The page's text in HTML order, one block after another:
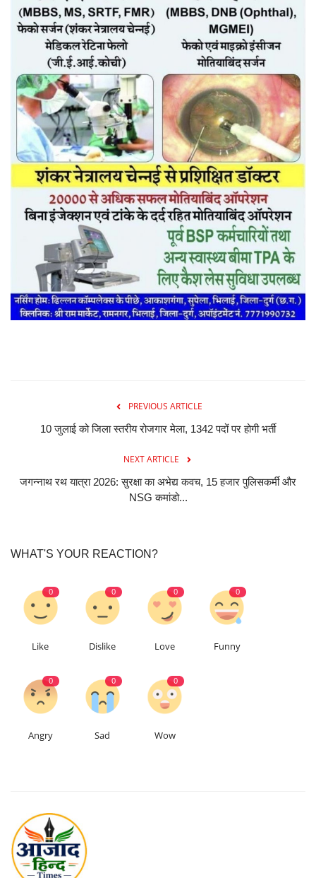
PREVIOUS ARTICLE
10 जुलाई को जिला स्तरीय रोजगार मेला, 1342 पदों पर होगी भर्ती
NEXT ARTICLE
जगन्नाथ रथ यात्रा 2026: सुरक्षा का अभेद्य कवच, 15 हजार पुलिसकर्मी और
NSG कमांडो...
WHAT'S YOUR REACTION?
0
Like
0
Dislike
0
Love
0
Funny
0
Angry
0
Sad
0
Wow